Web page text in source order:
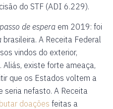
do STF (ADI 6.229).
de espera em 2019: foi
brasileira. A Receita Federal
vindos do exterior,
existe forte ameaça,
que os Estados voltem a
seria nefasto. A Receita
doações feitas a